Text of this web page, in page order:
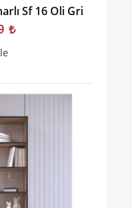
Sf 16 Oli Gri